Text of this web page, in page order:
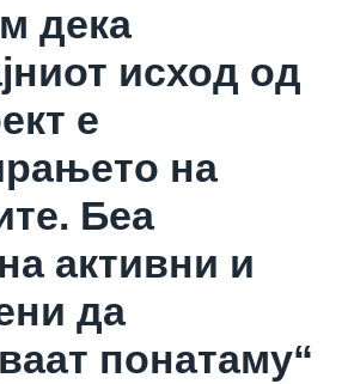
дека
исход од
е
на
Беа
активни и
да
понатаму“